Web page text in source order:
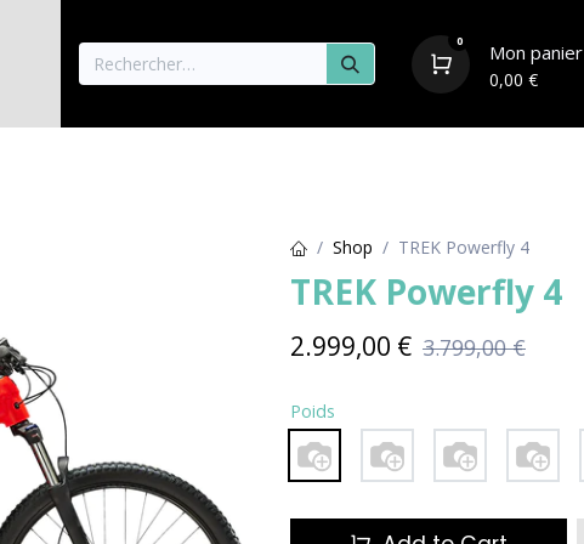
0 Mon panier
0,00 €
Shop TREK Powerfly 4
TREK Powerfly 4
2.999,00 € 3.799,00€
Poids